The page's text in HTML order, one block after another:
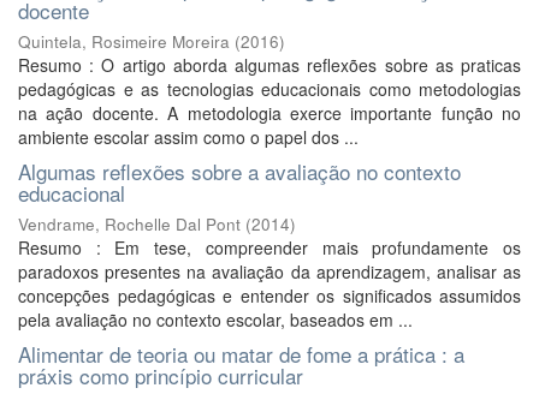
docente
Quintela, Rosimeire Moreira (2016)
Resumo : O artigo aborda algumas reflexões sobre as praticas
pedagógicas e as tecnologias educacionais como metodologias
na ação docente. A metodologia exerce importante função no
ambiente escolar assim como o papel dos ...
Algumas reflexões sobre a avaliação no contexto
educacional
Vendrame, Rochelle Dal Pont (2014)
Resumo : Em tese, compreender mais profundamente os
paradoxos presentes na avaliação da aprendizagem, analisar as
concepções pedagógicas e entender os significados assumidos
pela avaliação no contexto escolar, baseados em ...
Alimentar de teoria ou matar de fome a prática : a
práxis como princípio curricular